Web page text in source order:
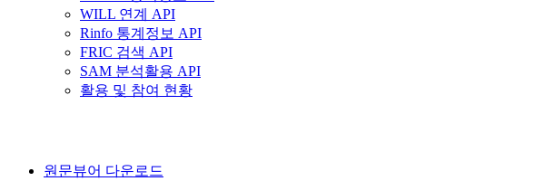
WILL 연계 API
Rinfo 통계정보 API
FRIC 검색 API
SAM 분석활용 API
활용 및 참여 현황
원문뷰어 다운로드